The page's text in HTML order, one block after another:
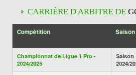
CARRIÈRE D'ARBITRE DE
Compétition Saison
Championnat de Ligue 1 Pro -
2024/2025
Saison
2024/